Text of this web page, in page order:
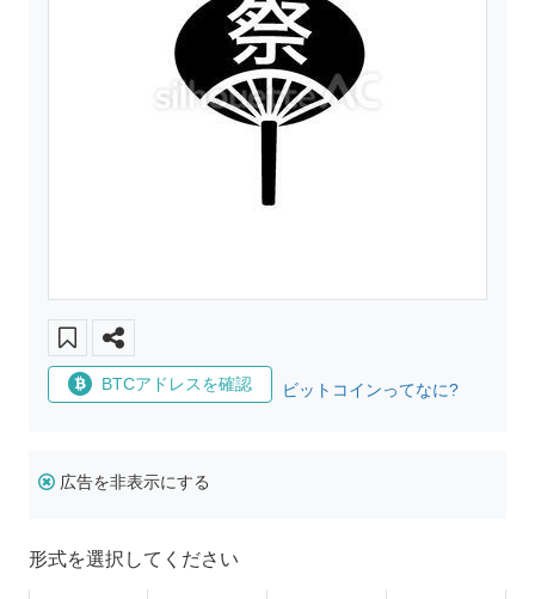
BTCアドレスを確認 ビットコインってなに?
広告を非表示にする
形式を選択してください